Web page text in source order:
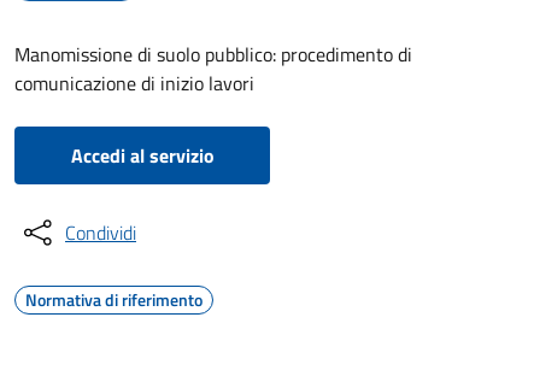
Manomissione di suolo pubblico: procedimento di
comunicazione di inizio lavori
Accedi al servizio
Condividi
Normativa di riferimento